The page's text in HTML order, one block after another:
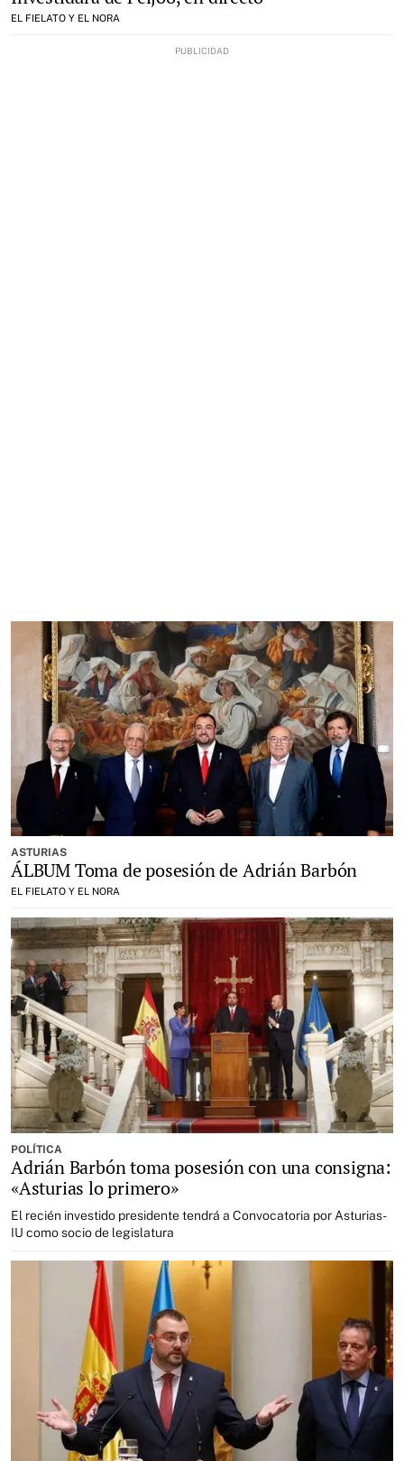
EL FIELATO Y EL NORA
ASTURIAS
ÁLBUM Toma de posesión de Adrián Barbón
EL FIELATO Y EL NORA
POLÍTICA
Adrián Barbón toma posesión con una consigna:
«Asturias lo primero»
El recién investido presidente tendrá a Convocatoria por Asturias-
IU como socio de legislatura